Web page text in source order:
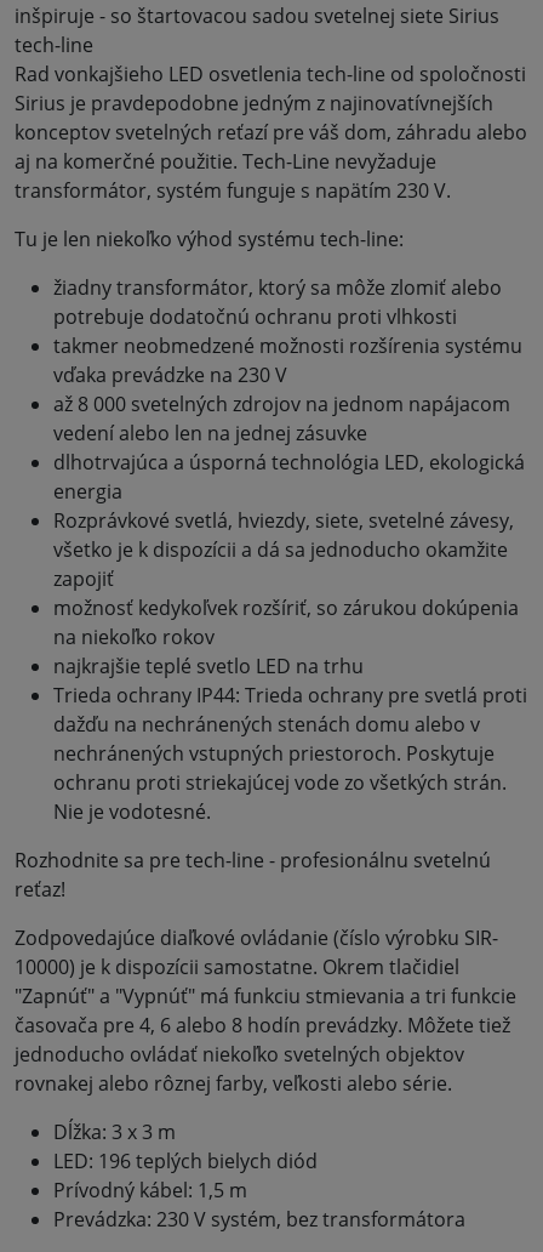
inšpiruje - so štartovacou sadou svetelnej siete Sirius
tech-line
Rad vonkajšieho LED osvetlenia tech-line od spoločnosti
Sirius je pravdepodobne jedným z najinovatívnejších
konceptov svetelných reťazí pre váš dom, záhradu alebo
aj na komerčné použitie. Tech-Line nevyžaduje
transformátor, systém funguje s napätím 230 V.
Tu je len niekoľko výhod systému tech-line:
žiadny transformátor, ktorý sa môže zlomiť alebo
potrebuje dodatočnú ochranu proti vlhkosti
takmer neobmedzené možnosti rozšírenia systému
vďaka prevádzke na 230 V
až 8 000 svetelných zdrojov na jednom napájacom
vedení alebo len na jednej zásuvke
dlhotrvajúca a úsporná technológia LED, ekologická
energia
Rozprávkové svetlá, hviezdy, siete, svetelné závesy,
všetko je k dispozícii a dá sa jednoducho okamžite
zapojiť
možnosť kedykoľvek rozšíriť, so zárukou dokúpenia
na niekoľko rokov
najkrajšie teplé svetlo LED na trhu
Trieda ochrany IP44: Trieda ochrany pre svetlá proti
dažďu na nechránených stenách domu alebo v
nechránených vstupných priestoroch. Poskytuje
ochranu proti striekajúcej vode zo všetkých strán.
Nie je vodotesné.
Rozhodnite sa pre tech-line - profesionálnu svetelnú
reťaz!
Zodpovedajúce diaľkové ovládanie (číslo výrobku SIR-
10000) je k dispozícii samostatne. Okrem tlačidiel
"Zapnúť" a "Vypnúť" má funkciu stmievania a tri funkcie
časovača pre 4, 6 alebo 8 hodín prevádzky. Môžete tiež
jednoducho ovládať niekoľko svetelných objektov
rovnakej alebo rôznej farby, veľkosti alebo série.
Dĺžka: 3 x 3 m
LED: 196 teplých bielych diód
Prívodný kábel: 1,5 m
Prevádzka: 230 V systém, bez transformátora